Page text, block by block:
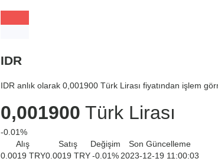
IDR
IDR anlık olarak 0,001900 Türk Lirası fiyatından işlem
0,001900 Türk Lirası
-0.01%
Alış
0.0019 TRY
Satış
0.0019 TRY
Değişim
-0.01%
Son Güncelleme
2023-12-19 11:00:03